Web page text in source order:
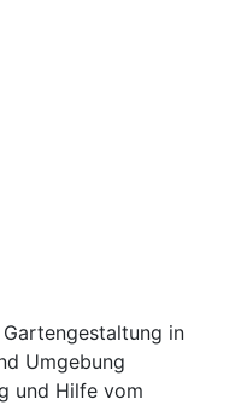
und Hilfe vom